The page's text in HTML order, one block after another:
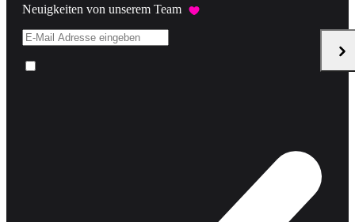
Neuigkeiten von unserem Team